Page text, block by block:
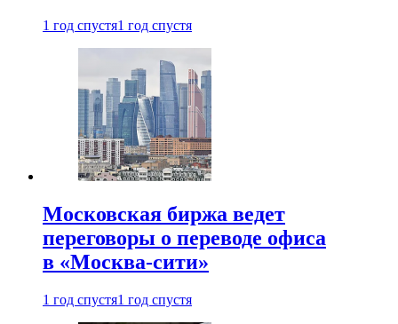
1 год спустя1 год спустя
Московская биржа ведет
переговоры о переводе офиса
в «Москва-сити»
1 год спустя1 год спустя